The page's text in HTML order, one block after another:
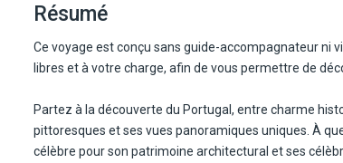
Résumé
Ce voyage est conçu sans guide-accompagnateur ni
libres et à votre charge, afin de vous permettre de
Partez à la découverte du Portugal, entre charme
pittoresques et ses vues panoramiques uniques. À quelques kilomètres, explorez
célèbre pour son patrimoine architectural et ses